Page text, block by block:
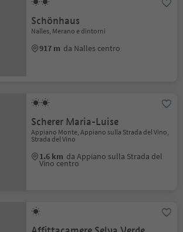
Schönhaus
Nalles, Merano e dintorni
917 m da Nalles centro
Scherer Maria-Luise
Appiano Monte, Appiano sulla Strada del Vino,
Strada del Vino
1.6 km da Appiano sulla Strada del
Vino centro